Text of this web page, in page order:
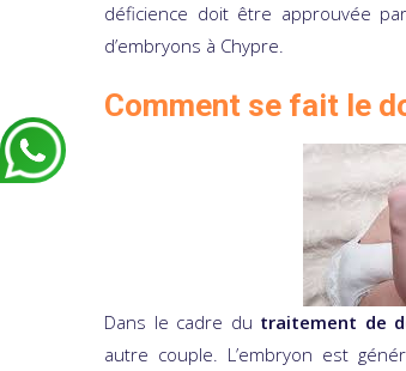
déficience doit être approuvée
d’embryons à Chypre.
Comment se fait le
Dans le cadre du traitement de
autre couple. L’embryon est